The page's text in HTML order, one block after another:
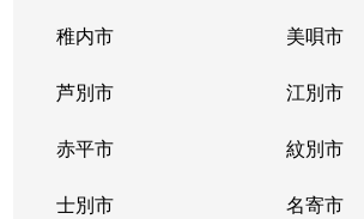
稚内市 美唄市
芦別市 江別市
赤平市 紋別市
士別市 名寄市